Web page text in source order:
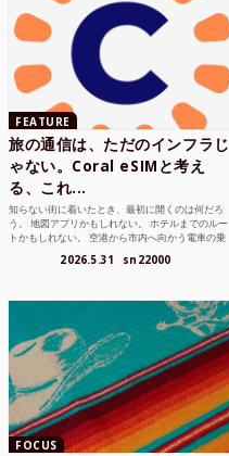
FEATURE
旅の通信は、ただのインフラじ
ゃない。Coral eSIMと考え
る、これ...
知らない街に着いたとき、最初に開くのは何だろ
う。 地図アプリかもしれない。 ホテルまでのルー
トかもしれない。 空港から市内へ向かう電車の乗
2026.5.31 sn22000
FOCUS